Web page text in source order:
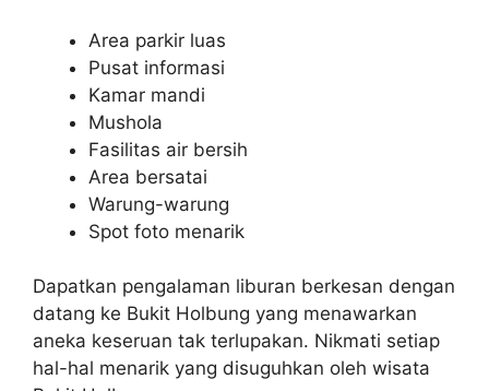
Area parkir luas
Pusat informasi
Kamar mandi
Mushola
Fasilitas air bersih
Area bersatai
Warung-warung
Spot foto menarik
Dapatkan pengalaman liburan berkesan dengan
datang ke Bukit Holbung yang menawarkan
aneka keseruan tak terlupakan. Nikmati setiap
hal-hal menarik yang disuguhkan oleh wisata